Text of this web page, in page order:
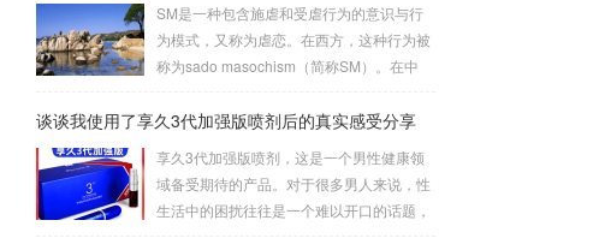
添加获取体验装复制客服微信号2、侧躺式
最为舒适的一种姿势，女方躺侧，男方头枕
女方大腿。这种体位让双方能更轻松地互相
其中一人站立，而另一人倒立。考验了男女
双方身体素质，需慎重尝试。侧躺式的舒适
之处这一...
SM是一种包含施虐和受虐行为的意识与行
为模式，又称为虐恋。在西方，这种行为被
称为sado masochism（简称SM）。在中
词是由施虐倾向（Sadism）和受虐倾向（M
们通常所说的SM。SM情趣道具包括捆绑和
束缚、悬吊、性辅助工具、灌肠、导尿、窒
息、穿刺穿环、舔、野外调教、蜡烛、冰
谈谈我使用了享久3代加强版喷剂后的真实感受分享
享久3代加强版喷剂，这是一个男性健康领
域备受期待的产品。对于很多男人来说，性
生活中的困扰往往是一个难以开口的话题，